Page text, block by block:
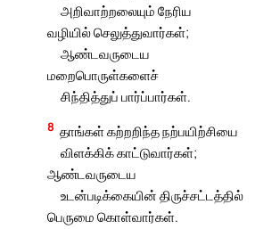
அறிவாற்றலையும் நேரிய
வழியில் செலுத்துவார்கள்;
ஆண்டவருடைய
மறைபொருள்களைச்
சிந்தித்துப் பார்ப்பார்கள்.
8 தாங்கள் கற்றறிந்த நற்பயிற்சியை
விளக்கிக் காட்டுவார்கள்;
ஆண்டவருடைய
உடன்படிக்கையின் திருச்சட்டத்தில்
பெருமை கொள்வார்கள்.